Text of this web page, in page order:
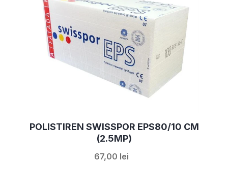
POLISTIREN SWISSPOR EPS80/10 CM
(2.5MP)
67,00 lei